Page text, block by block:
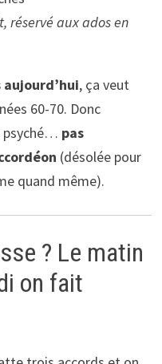
réservé aux ados en
aujourd’hui, ça veut
60-70. Donc
psyché… pas
(désolée pour
quand même).
? Le matin
on fait